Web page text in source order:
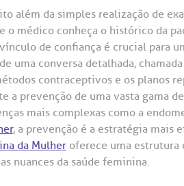
além da simples realização de
o médico conheça o histórico da
de confiança é crucial para
uma conversa detalhada,
contraceptivos e os planos
a prevenção de uma vasta gama
mais complexas como a
, a prevenção é a estratégia mais
da Mulheroferece uma estrutura
nuances da saúde feminina.